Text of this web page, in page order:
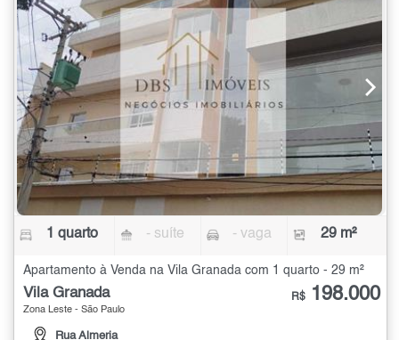
1 quarto - suíte - vaga 29 m²
Apartamento à Venda na Vila Granada com 1 quarto - 29 m²
Vila Granada
Zona Leste - São Paulo
Rua Almeria
R$ 198.000